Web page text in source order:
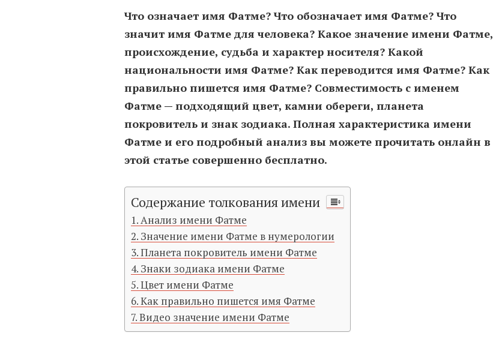
Что означает имя Фатме? Что обозначает имя Фатме? Что
значит имя Фатме для человека? Какое значение имени Фатме,
происхождение, судьба и характер носителя? Какой
национальности имя Фатме? Как переводится имя Фатме? Как
правильно пишется имя Фатме? Совместимость c именем
Фатме — подходящий цвет, камни обереги, планета
покровитель и знак зодиака. Полная характеристика имени
Фатме и его подробный анализ вы можете прочитать онлайн в
этой статье совершенно бесплатно.
Содержание толкования имени
Анализ имени Фатме
Значение имени Фатме в нумерологии
Планета покровитель имени Фатме
Знаки зодиака имени Фатме
Цвет имени Фатме
Как правильно пишется имя Фатме
Видео значение имени Фатме